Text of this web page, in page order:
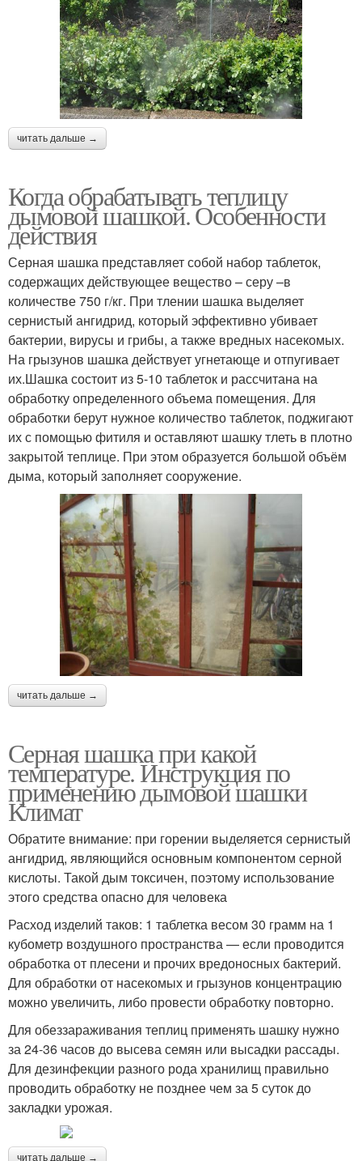
читать дальше →
Когда обрабатывать теплицу
дымовой шашкой. Особенности
действия
Серная шашка представляет собой набор таблеток,
содержащих действующее вещество – серу –в
количестве 750 г/кг. При тлении шашка выделяет
сернистый ангидрид, который эффективно убивает
бактерии, вирусы и грибы, а также вредных насекомых.
На грызунов шашка действует угнетающе и отпугивает
их.Шашка состоит из 5-10 таблеток и рассчитана на
обработку определенного объема помещения. Для
обработки берут нужное количество таблеток, поджигают
их с помощью фитиля и оставляют шашку тлеть в плотно
закрытой теплице. При этом образуется большой объём
дыма, который заполняет сооружение.
читать дальше →
Серная шашка при какой
температуре. Инструкция по
применению дымовой шашки
Климат
Обратите внимание: при горении выделяется сернистый
ангидрид, являющийся основным компонентом серной
кислоты. Такой дым токсичен, поэтому использование
этого средства опасно для человека
Расход изделий таков: 1 таблетка весом 30 грамм на 1
кубометр воздушного пространства — если проводится
обработка от плесени и прочих вредоносных бактерий.
Для обработки от насекомых и грызунов концентрацию
можно увеличить, либо провести обработку повторно.
Для обеззараживания теплиц применять шашку нужно
за 24-36 часов до высева семян или высадки рассады.
Для дезинфекции разного рода хранилищ правильно
проводить обработку не позднее чем за 5 суток до
закладки урожая.
читать дальше →